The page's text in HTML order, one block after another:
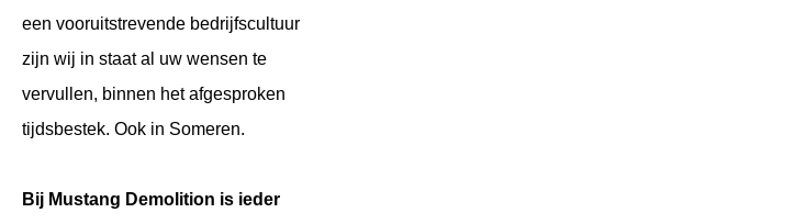
een vooruitstrevende bedrijfscultuur
zijn wij in staat al uw wensen te
vervullen, binnen het afgesproken
tijdsbestek. Ook in Someren.
Bij Mustang Demolition is ieder